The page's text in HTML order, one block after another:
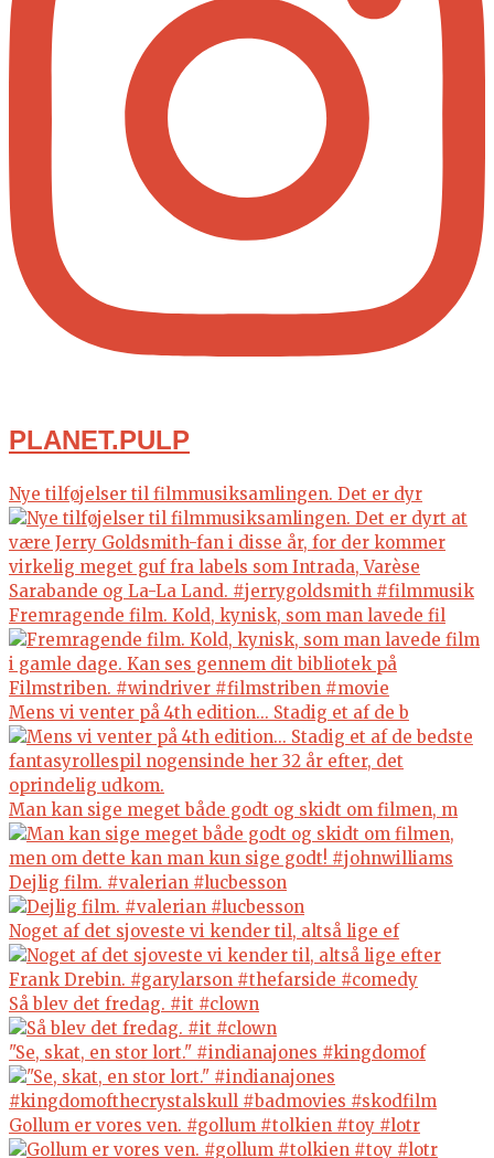
PLANET.PULP
Nye tilføjelser til filmmusiksamlingen. Det er dyr
Fremragende film. Kold, kynisk, som man lavede fil
Mens vi venter på 4th edition... Stadig et af de b
Man kan sige meget både godt og skidt om filmen, m
Dejlig film. #valerian #lucbesson
Noget af det sjoveste vi kender til, altså lige ef
Så blev det fredag. #it #clown
"Se, skat, en stor lort." #indianajones #kingdomof
Gollum er vores ven. #gollum #tolkien #toy #lotr